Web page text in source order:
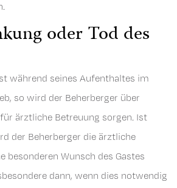
oder Tod des
während seines Aufenthaltes im
so wird der Beherberger über
ärztliche Betreuung sorgen. Ist
der Beherberger die ärztliche
besonderen Wunsch des Gastes
dann, wenn dies notwendig